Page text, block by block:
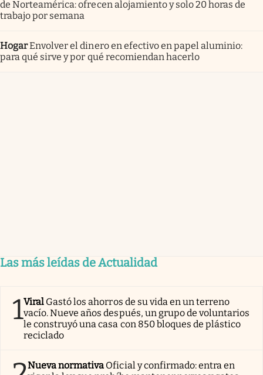
de Norteamérica: ofrecen alojamiento y solo 20 horas de
trabajo por semana
HogarEnvolver el dinero en efectivo en papel aluminio:
para qué sirve y por qué recomiendan hacerlo
Las más leídas de Actualidad
1Viral Gastó los ahorros de su vida en un terreno
vacío. Nueve años después, un grupo de voluntarios
le construyó una casa con 850 bloques de plástico
reciclado
Nueva normativa Oficial y confirmado: entra en